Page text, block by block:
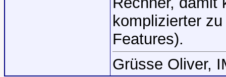
komplizierter
Features).
Grüsse Oliver,